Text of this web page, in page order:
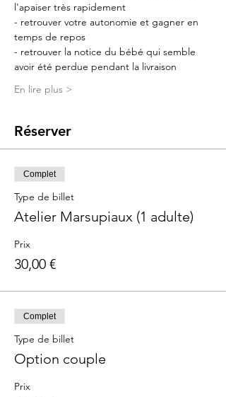
l'apaiser très rapidement
- retrouver votre autonomie et gagner en
temps de repos
- retrouver la notice du bébé qui semble
avoir été perdue pendant la livraison
En lire plus >
Réserver
Complet
Type de billet
Atelier Marsupiaux (1 adulte)
Prix
30,00 €
Complet
Type de billet
Option couple
Prix